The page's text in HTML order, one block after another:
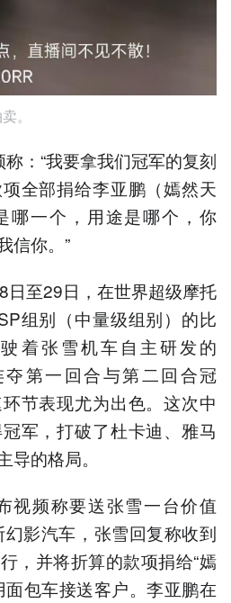
。
：“我要拿我们冠军的复刻
全部捐给李亚鹏（嫣然天
哪一个，用途是哪个，你
信你。”
日至29日，在世界超级摩托
组别（中量级组别）的比
着张雪机车自主研发的
夺第一回合与第二回合冠
节表现尤为出色。这次中
军，打破了杜卡迪、雅马
导的格局。
视频称要送张雪一台价值
影汽车，张雪回复称收到
，并将折算的款项捐给“嫣
包车接送客户。李亚鹏在